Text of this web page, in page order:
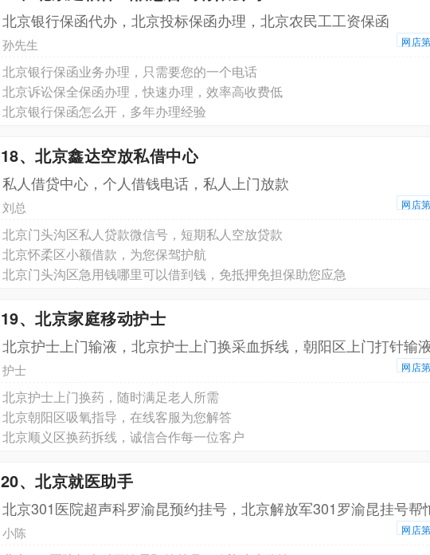
北京银行保函代办，北京投标保函办理，北京农民工工资保函
孙先生 网店
北京银行保函业务办理，只需要您的一个电话
北京诉讼保全保函办理，快速办理，效率高收费低
北京银行保函怎么开，多年办理经验
18、北京鑫达空放私借中心
私人借贷中心，个人借钱电话，私人上门放款
刘总 网店
北京门头沟区私人贷款微信号，短期私人空放贷款
北京怀柔区小额借款，为您保驾护航
北京门头沟区急用钱哪里可以借到钱，免抵押免担保助您应急
19、北京家庭移动护士
北京护士上门输液，北京护士上门换采血拆线，朝阳区上门打针输
护士 网店
北京护士上门换药，随时满足老人所需
北京朝阳区吸氧指导，在线客服为您解答
北京顺义区换药拆线，诚信合作每一位客户
20、北京就医助手
北京301医院超声科罗渝昆预约挂号，北京解放军301罗渝昆挂号帮
小陈 网店